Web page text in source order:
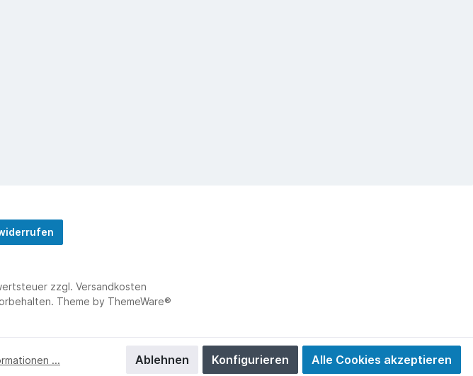
zzgl. Versandkosten
Theme by ThemeWare®
... Ablehnen Konfigurieren Alle Cookies akzeptieren